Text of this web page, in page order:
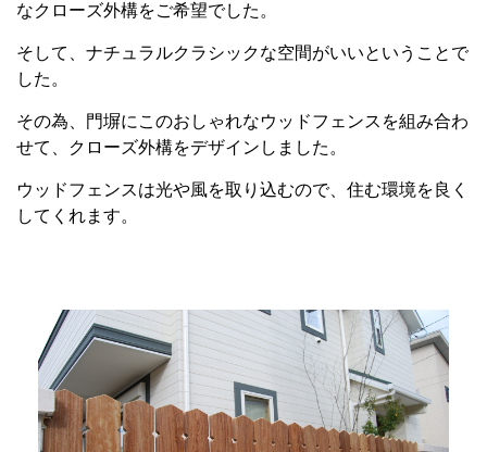
なクローズ外構をご希望でした。
そして、ナチュラルクラシックな空間がいいということで
した。
その為、門塀にこのおしゃれなウッドフェンスを組み合わ
せて、クローズ外構をデザインしました。
ウッドフェンスは光や風を取り込むので、住む環境を良く
してくれます。